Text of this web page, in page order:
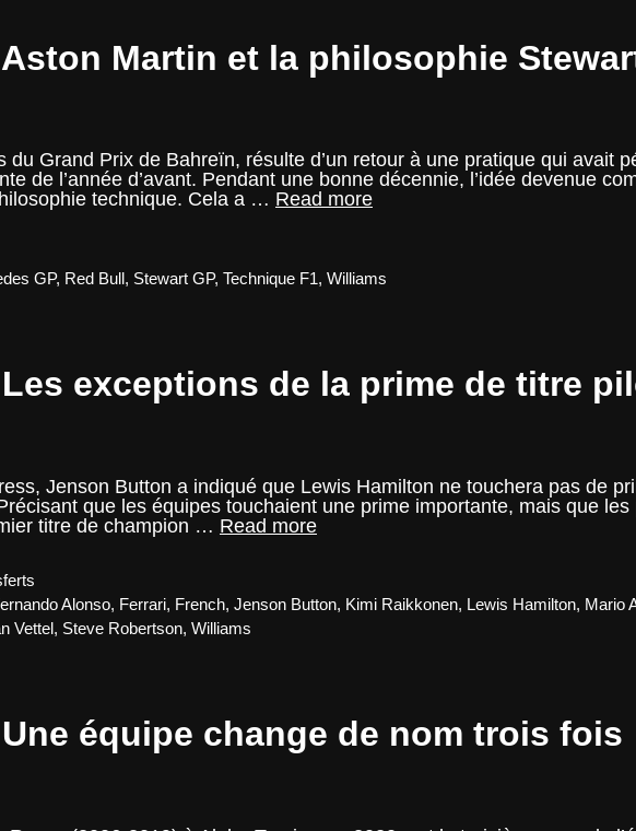
pilote
devient
Martin et la philosophie
du Grand Prix de Bahreïn, résulte d’un retour à une pratique qui avait
de l’année d’avant. Pendant une bonne décennie, l’idée devenue
technique. Cela a … Read moreNote
Aston
Stewart/BMW
GP, Red Bull, Stewart GP,Technique F1,Williams
exceptions de la prime de titre
Jenson Button a indiqué que Lewis Hamilton ne touchera pas de
que les équipes touchaient une prime importante, mais que
titre de champion … Read moreNote
Les
pilote
Alonso, Ferrari, French,Jenson Button, Kimi Raikkonen, Lewis Hamilton, Mario
Vettel, Steve Robertson, Williams
équipe change de nom trois fois